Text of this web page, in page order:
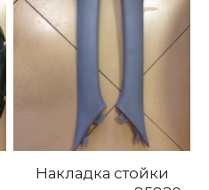
Накладка стойки